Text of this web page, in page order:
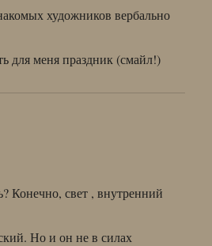
художников вербально
для меня праздник (смайл!)
Конечно, свет , внутренний
Но и он не в силах